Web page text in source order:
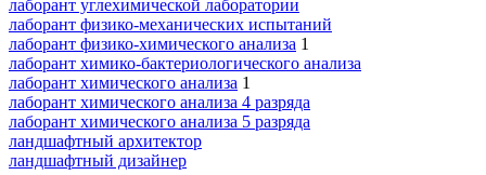
лаборант углехимической лаборатории
лаборант физико-механических испытаний
лаборант физико-химического анализа 1
лаборант химико-бактериологического анализа
лаборант химического анализа 1
лаборант химического анализа 4 разряда
лаборант химического анализа 5 разряда
ландшафтный архитектор
ландшафтный дизайнер